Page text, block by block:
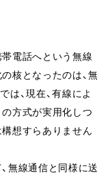
電話へという無線
核となったのは、無
は、現在、有線によ
⽅式が実⽤化しつ
想すらありません
無線通信と同様に送